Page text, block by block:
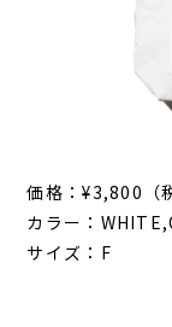
価格：¥3,800（
カラー：
サイズ：F